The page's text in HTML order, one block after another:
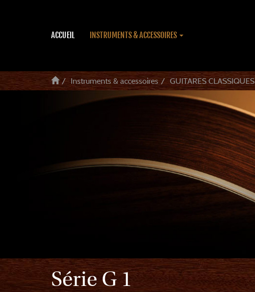
ACCUEIL INSTRUMENTS & ACCESSOIRES
Instruments & accessoires GUITARES CLASSIQUES
Série G 1